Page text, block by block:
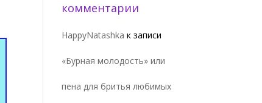
комментарии
HappyNatashka к записи
«Бурная молодость» или
пена для бритья любимых